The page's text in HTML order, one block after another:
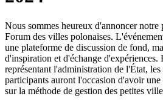
Nous sommes heureux d'annoncer notre
Forum des villes polonaises.
une plateforme de discussion de fond,
d'inspiration et d'échange d'expériences.
représentant l'administration de l'État,
participants auront l'occasion d'avoir
sur la méthode de gestion des petites